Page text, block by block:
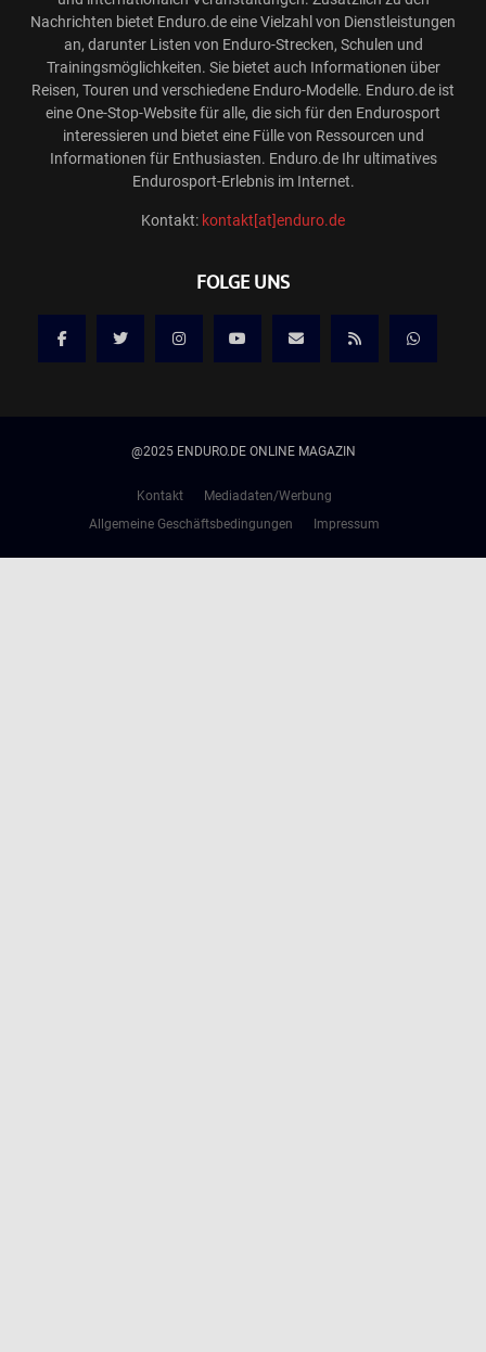
Nachrichten bietet Enduro.de eine Vielzahl von Dienstleistungen
an, darunter Listen von Enduro-Strecken, Schulen und
Trainingsmöglichkeiten. Sie bietet auch Informationen über
Reisen, Touren und verschiedene Enduro-Modelle. Enduro.de ist
eine One-Stop-Website für alle, die sich für den Endurosport
interessieren und bietet eine Fülle von Ressourcen und
Informationen für Enthusiasten. Enduro.de Ihr ultimatives
Endurosport-Erlebnis im Internet.
Kontakt: kontakt[at]enduro.de
FOLGE UNS
@2025 ENDURO.DE ONLINE MAGAZIN
Kontakt
Mediadaten/Werbung
Allgemeine Geschäftsbedingungen
Impressum